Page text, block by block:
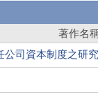
著作名
公司資本制度之研究